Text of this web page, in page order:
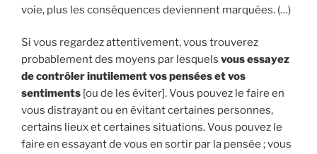
voie, plus les conséquences deviennent marquées. (…)
Si vous regardez attentivement, vous trouverez
probablement des moyens par lesquels vous essayez
de contrôler inutilement vos pensées et vos
sentiments [ou de les éviter]. Vous pouvez le faire en
vous distrayant ou en évitant certaines personnes,
certains lieux et certaines situations. Vous pouvez le
faire en essayant de vous en sortir par la pensée ; vous